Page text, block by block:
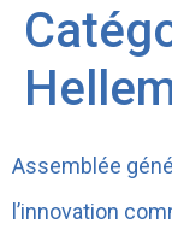
Assemblée
l’innovation